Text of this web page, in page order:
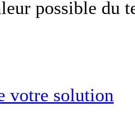
possible du
votre solution